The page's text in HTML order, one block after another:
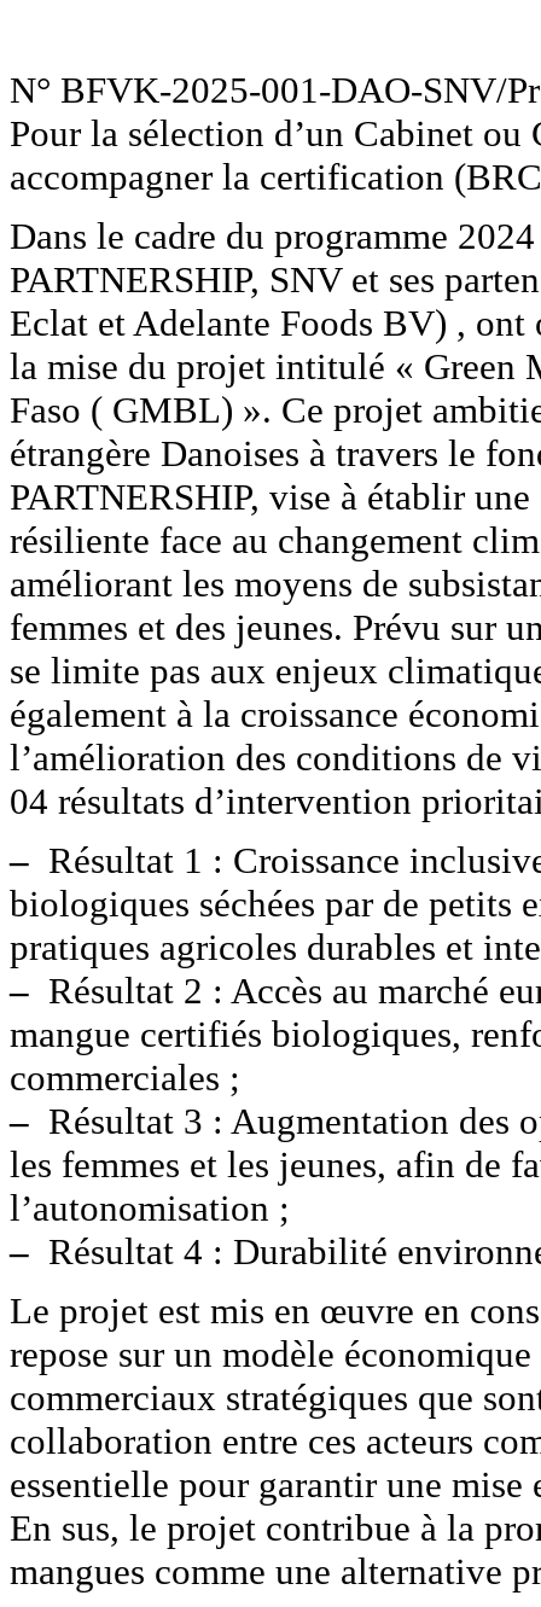
N° BFVK-2025-001-DAO-SNV/
Pour la sélection d’un Cabinet
accompagner la certification
Dans le cadre du programme
PARTNERSHIP, SNV et ses
Eclat et Adelante Foods BV) , ont
la mise du projet intitulé «
Faso ( GMBL) ». Ce projet
étrangère Danoises à travers le
PARTNERSHIP, vise à établir
résiliente face au changement
améliorant les moyens de
femmes et des jeunes. Prévu sur
se limite pas aux enjeux
également à la croissance
l’amélioration des conditions de
04 résultats d’intervention
– Résultat 1 : Croissance
biologiques séchées par de petits
pratiques agricoles durables et
– Résultat 2 : Accès au marché
mangue certifiés biologiques,
commerciales ;
– Résultat 3 : Augmentation des
les femmes et les jeunes, afin de
l’autonomisation ;
– Résultat 4 : Durabilité
Le projet est mis en œuvre en
repose sur un modèle
commerciaux stratégiques que
collaboration entre ces acteurs
essentielle pour garantir une
En sus, le projet contribue à la
mangues comme une alternative